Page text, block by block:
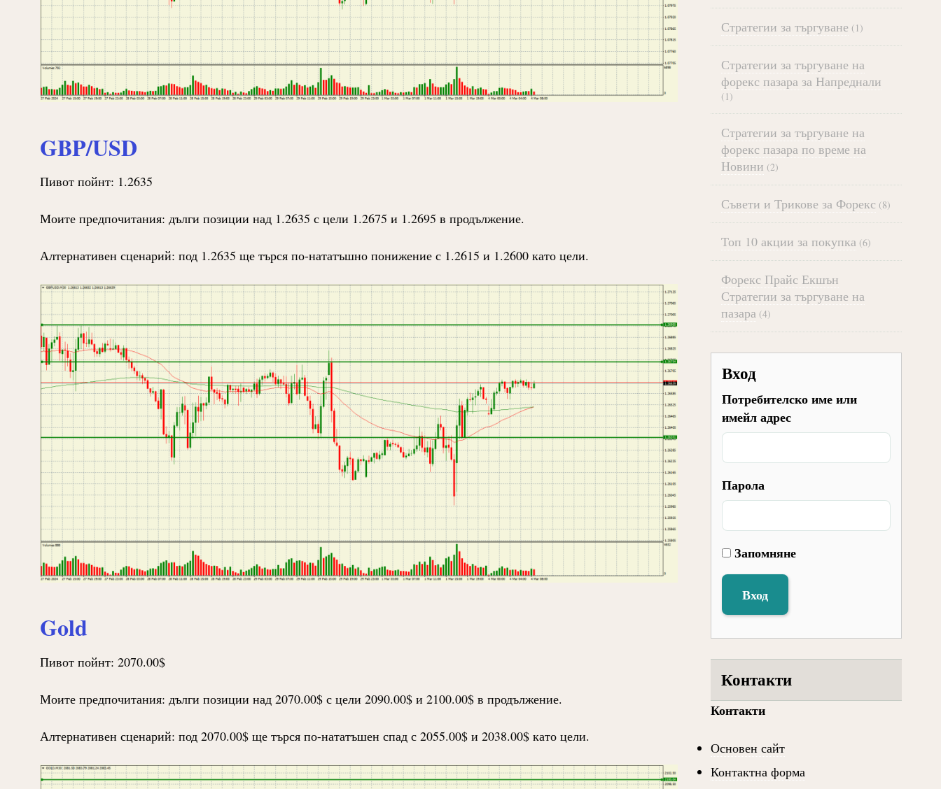
GBP/USD
Пивот пойнт: 1.2635
Моите предпочитания: дълги позиции над 1.2635 с цели 1.2675 и 1.2695 в продължение.
Алтернативен сценарий: под 1.2635 ще търся по-нататъшно понижение с 1.2615 и 1.2600 като цели.
Gold
Пивот пойнт: 2070.00$
Моите предпочитания: дълги позиции над 2070.00$ с цели 2090.00$ и 2100.00$ в продължение.
Алтернативен сценарий: под 2070.00$ ще търся по-нататъшен спад с 2055.00$ и 2038.00$ като цели.
Стратегии за търгуване (1)
Стратегии за търгуване на
форекс пазара за Напреднали
(1)
Стратегии за търгуване на
форекс пазара по време на
Новини (2)
Съвети и Трикове за Форекс (8)
Топ 10 акции за покупка(6)
Форекс Прайс Екшън
Стратегии за търгуване на
пазара(4)
Вход
Потребителско име или
имейл адрес
Парола
Запомняне
Вход
Контакти
Контакти
Основен сайт
Контактна форма